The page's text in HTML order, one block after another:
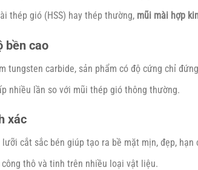
thép gió (HSS) hay thép thường, mũi mài hợp
bền cao
tungsten carbide, sản phẩm có độ cứng chỉ
nhiều lần so với mũi thép gió thông thường.
xác
cắt sắc bén giúp tạo ra bề mặt mịn, đẹp, hạn
công thô và tinh trên nhiều loại vật liệu.